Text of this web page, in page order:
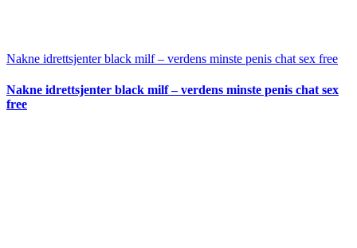
Nakne idrettsjenter black milf – verdens minste penis chat sex free
Nakne idrettsjenter black milf – verdens minste penis chat sex
free